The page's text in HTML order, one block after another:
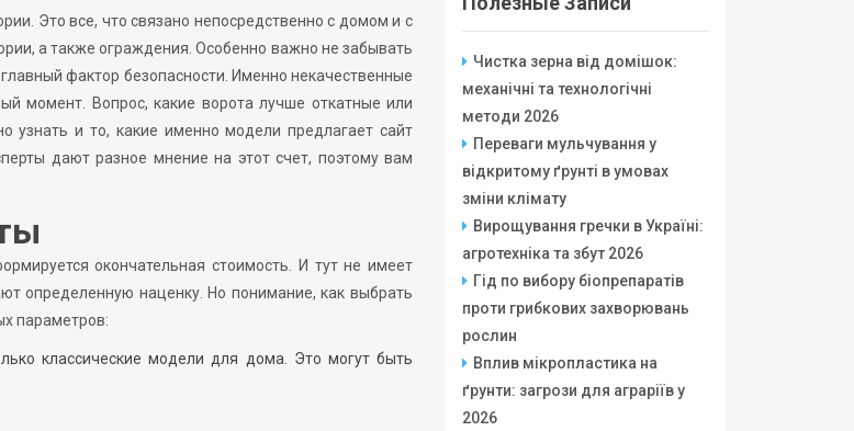
Это все, что связано непосредственно с домом и с
а также ограждения. Особенно важно не забывать
фактор безопасности. Именно некачественные
момент. Вопрос, какие ворота лучше откатные или
узнать и то, какие именно модели предлагает сайт
дают разное мнение на этот счет, поэтому вам
окончательная стоимость. И тут не имеет
определенную наценку. Но понимание, как выбрать
параметров:
классические модели для дома. Это могут быть
Чистка зерна від домішок:
механічні та технологічні
методи 2026
Переваги мульчування у
відкритому ґрунті в умовах
зміни клімату
Вирощування гречки в Україні:
агротехніка та збут 2026
Гід по вибору біопрепаратів
проти грибкових захворювань
рослин
Вплив мікропластика на
ґрунти: загрози для аграріїв у
2026